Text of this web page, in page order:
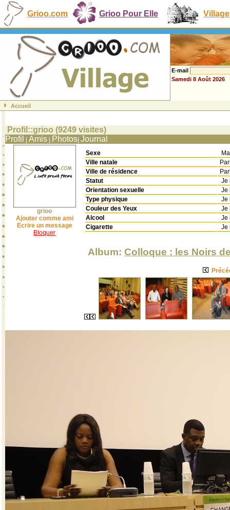
Grioo.com Grioo Pour Elle Village
E-mail
Samedi 8 Août 2026
Accueil
Profil::grioo (9249 visites)
Profil
Amis Photos Journal
grioo
Ajouter comme ami
Ecrire un message
Bloquer
Sexe
Ville natale
Ville de résidence
Statut
Je
Orientation sexuelle
Je
Type physique
Je
Couleur des Yeux
Je
Alcool
Je
Cigarette
Je
Album: Colloque : les Noirs